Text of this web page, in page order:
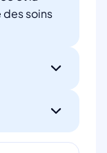
soins